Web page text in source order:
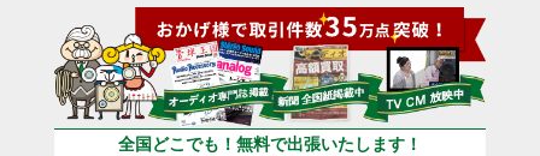
全国どこでも！無料で出張いたします！